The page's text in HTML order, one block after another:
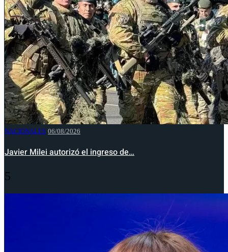
NACIONALES 06/08/2026
Javier Milei autorizó el ingreso de…
5